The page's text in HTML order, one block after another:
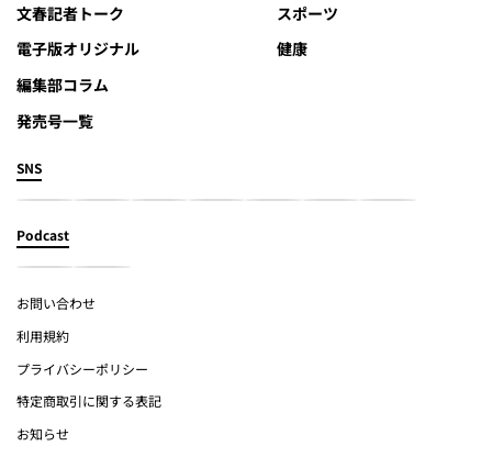
文春記者トーク
電子版オリジナル
編集部コラム
発売号一覧
スポーツ
健康
SNS
Podcast
お問い合わせ
利用規約
プライバシーポリシー
特定商取引に関する表記
お知らせ